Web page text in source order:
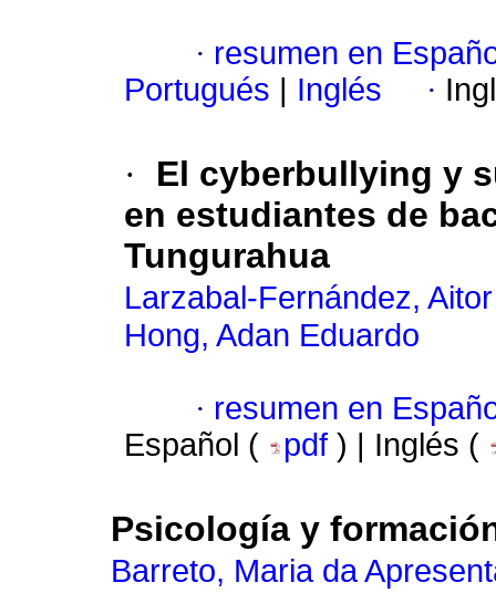
· resumen en
Portugués
Inglés ·
·
El cyberbullying y
en estudiantes de
Tungurahua
Larzabal-Fernández, Aitor
Hong, Adan Eduardo
· resumen en
Español (
pdf ) | Inglés (
Psicología y
Barreto, Maria da